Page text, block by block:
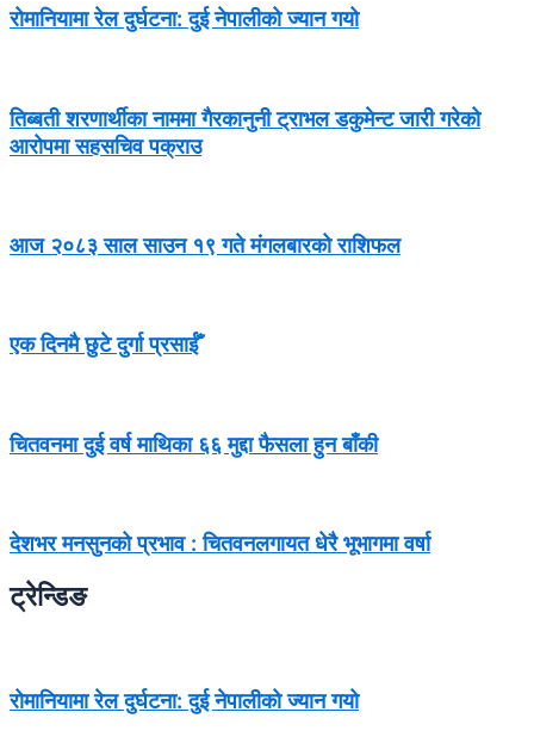
रोमानियामा रेल दुर्घटना: दुई नेपालीको ज्यान गयो
तिब्बती शरणार्थीका नाममा गैरकानुनी ट्राभल डकुमेन्ट जारी गरेको
आरोपमा सहसचिव पक्राउ
आज २०८३ साल साउन १९ गते मंगलबारको राशिफल
एक दिनमै छुटे दुर्गा प्रसाईँ
चितवनमा दुई वर्ष माथिका ६६ मुद्दा फैसला हुन बाँकी
देशभर मनसुनको प्रभाव : चितवनलगायत धेरै भूभागमा वर्षा
ट्रेन्डिङ
रोमानियामा रेल दुर्घटना: दुई नेपालीको ज्यान गयो